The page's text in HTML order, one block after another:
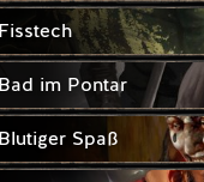
Fisstech
Bad im Pontar
Blutiger Spaß